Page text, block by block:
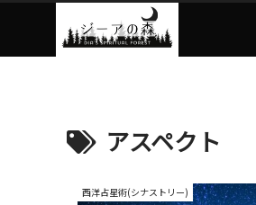
アスペクト
西洋占星術(シナストリー)